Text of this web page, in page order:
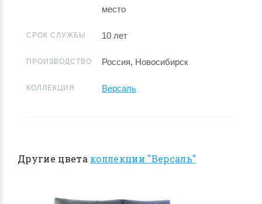
место
СРОК СЛУЖБЫ 10 лет
ПРОИЗВОДСТВО Россия, Новосибирск
КОЛЛЕКЦИЯ Версаль
Другие цвета коллекции "Версаль"